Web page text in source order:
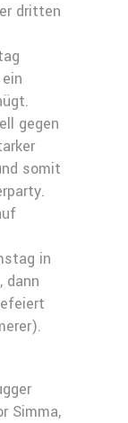
dritten
gegen
somit
in
dann
Simma,